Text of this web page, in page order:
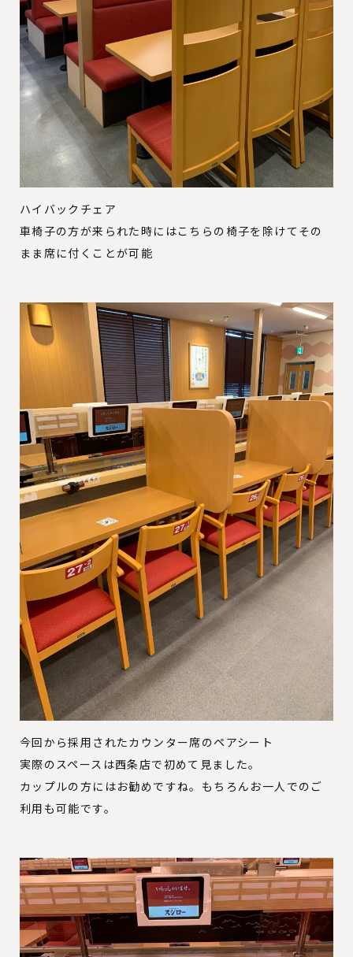
ハイバックチェア
車椅子の方が来られた時にはこちらの椅子を除けてその
まま席に付くことが可能
今回から採用されたカウンター席のペアシート
実際のスペースは西条店で初めて見ました。
カップルの方にはお勧めですね。もちろんお一人でのご
利用も可能です。